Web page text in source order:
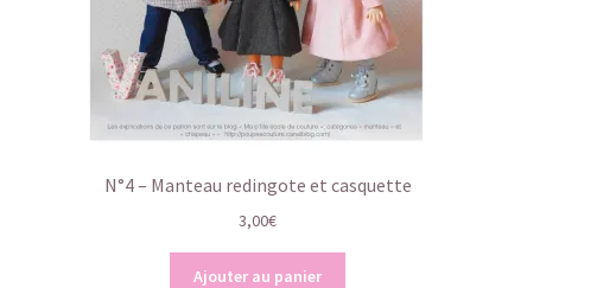
N°4 – Manteau redingote et casquette
3,00€
Ajouter au panier